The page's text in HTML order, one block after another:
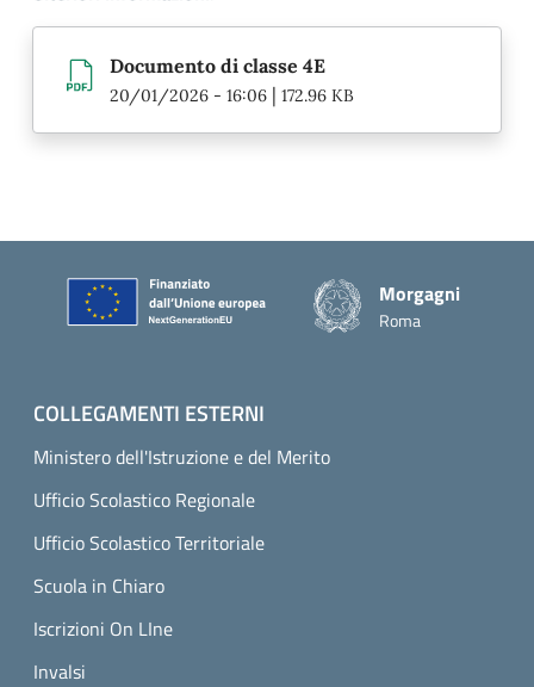
Documento di classe 4E
20/01/2026 - 16:06 | 172.96 KB
Piè di pagina
Morgagni
Roma
COLLEGAMENTI ESTERNI
Ministero dell'Istruzione e del Merito
Ufficio Scolastico Regionale
Ufficio Scolastico Territoriale
Scuola in Chiaro
Iscrizioni On LIne
Invalsi